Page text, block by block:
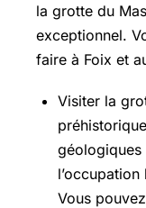
la grotte du
exceptionnel.
faire à Foix et
Visiter la
géologiques
Vous